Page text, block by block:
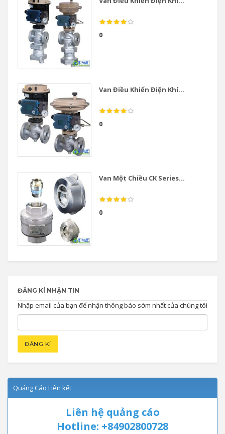
0
Van Điều Khiển Điện Khí...
0
Van Một Chiều CK Series...
0
ĐĂNG KÍ NHẬN TIN
Nhập email của bạn để nhận thông báo sớm nhất của chúng tôi
Quảng Cáo Liên kết
Liên hệ quảng cáo
Hotline: +84902800728